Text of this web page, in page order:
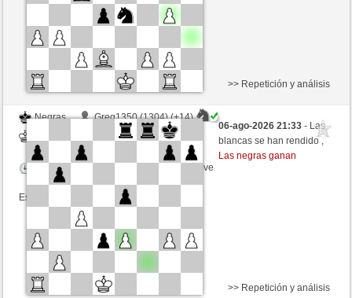
Negras
Greg1350 (1304) (+14)
Fliese (1250) (-14)
Tiempo: 9 minutes/side + 9 seconds/move
Esta partida es por puntos
>> Repetición y análisis
06-ago-2026 21:33- Las
blancas se han rendido ,
Las negras ganan
>> Repetición y análisis